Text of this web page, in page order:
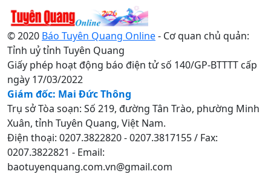
© 2020 Báo Tuyên Quang Online- Cơ quan chủ quản:
Tỉnh uỷ tỉnh Tuyên Quang
Giấy phép hoạt động báo điện tử số 140/GP-BTTTT cấp
ngày 17/03/2022
Giám đốc: Mai Đức Thông
Trụ sở Tòa soạn: Số 219, đường Tân Trào, phường Minh
Xuân, tỉnh Tuyên Quang, Việt Nam.
Điện thoại: 0207.3822820 - 0207.3817155 / Fax:
0207.3822821 - Email:
baotuyenquang.com.vn@gmail.com